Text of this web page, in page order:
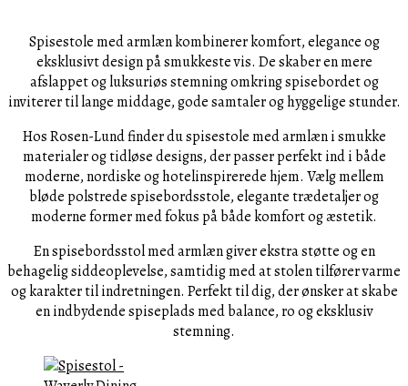
Spisestole med armlæn kombinerer komfort, elegance og
eksklusivt design på smukkeste vis. De skaber en mere
afslappet og luksuriøs stemning omkring spisebordet og
inviterer til lange middage, gode samtaler og hyggelige stunder.
Hos Rosen-Lund finder du spisestole med armlæn i smukke
materialer og tidløse designs, der passer perfekt ind i både
moderne, nordiske og hotelinspirerede hjem. Vælg mellem
bløde polstrede spisebordsstole, elegante trædetaljer og
moderne former med fokus på både komfort og æstetik.
En spisebordsstol med armlæn giver ekstra støtte og en
behagelig siddeoplevelse, samtidig med at stolen tilfører varme
og karakter til indretningen. Perfekt til dig, der ønsker at skabe
en indbydende spiseplads med balance, ro og eksklusiv
stemning.